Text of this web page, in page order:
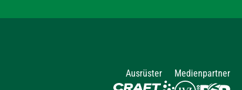
Ausrüster
Medienpartner